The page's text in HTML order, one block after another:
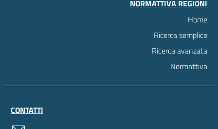
NORMATTIVA REGIONI
Home
Ricerca semplice
Ricerca avanzata
Normattiva
CONTATTI